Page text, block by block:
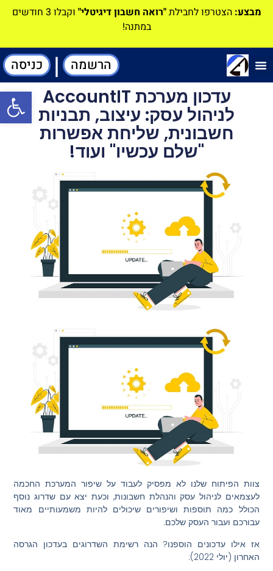
מבצע: הצטרפו לחבילת"רואה חשבון דיגיטלי"
וקבלו 3 חודשים
במתנה!
הרשמה | כניסה
עדכון מערכת AccountIT
לניהול עסק: עיצוב, תבניות
חשבונית, שליחת אפשרות
"שלם עכשיו" ועוד!
צוות הפיתוח שלנו לא מפסיק לעבוד על שיפור המערכת החכמה
לעצמאים לניהול עסק והנהלת חשבונות, וכעת יצא עם שדרוג נוסף
הכולל כמה תוספות ושיפורים שיכולים להיות משמעותיים מאוד
עבורכם ועבור העסק שלכם.
אז אילו עדכונים הוספנו? הנה רשימת השדרוגים בעדכון הגרסה
האחרון (יולי 2022):
פתח